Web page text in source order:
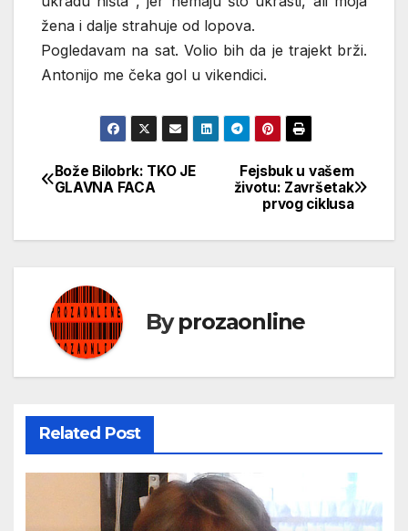
žena i dalje strahuje od lopova.
Pogledavam na sat. Volio bih da je trajekt brži.
Antonijo me čeka gol u vikendici.
Кретање
Fejsbuk u vašem
životu: Završetak
prvog ciklusa
Bože Bilobrk: TKO JE
GLAVNA FACA
Byprozaonline
Related Post